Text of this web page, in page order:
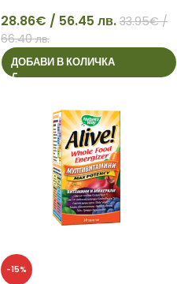
28
28.86€ / 56.45 лв. 33.95€/
66.40 лв.
ДОБАВИ В КОЛИЧКА
-15%